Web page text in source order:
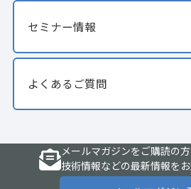
セミナー情報
よくあるご質問
メールマガジンをご購読の
技術情報などの最新情報をお